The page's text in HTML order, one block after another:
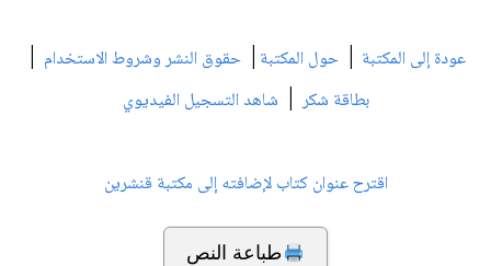
عودة إلى المكتبة | حول المكتبة | حقوق النشر وشروط الاستخدام |
بطاقة شكر| شاهد التسجيل الفيديوي
اقترح عنوان كتاب لإضافته إلى مكتبة قنشرين
طباعة النص